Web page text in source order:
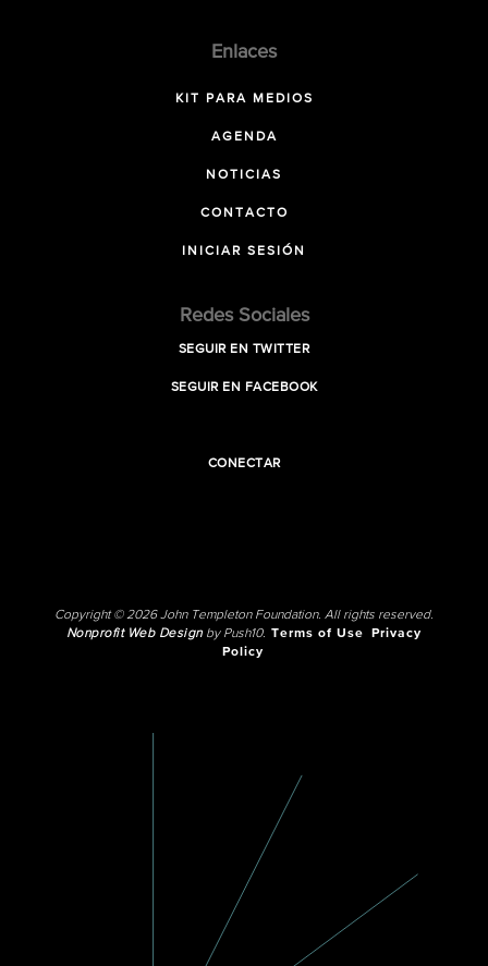
Enlaces
KIT PARA MEDIOS
AGENDA
NOTICIAS
CONTACTO
INICIAR SESIÓN
Redes Sociales
SEGUIR EN TWITTER
SEGUIR EN FACEBOOK
CONECTAR
Copyright © 2026 John Templeton Foundation. All rights reserved.
Nonprofit Web Designby Push10. Terms of Use
Privacy
Policy